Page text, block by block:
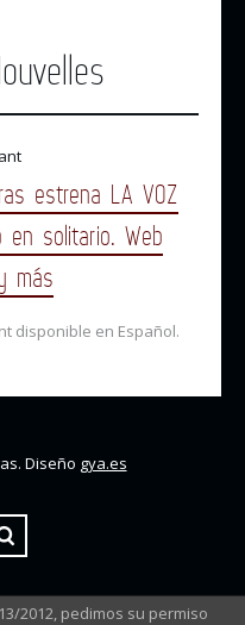
2012, pedimos su permiso
estrena LA VOZ
en solitario. Web
más
disponible en Español.
Diseño gya.es